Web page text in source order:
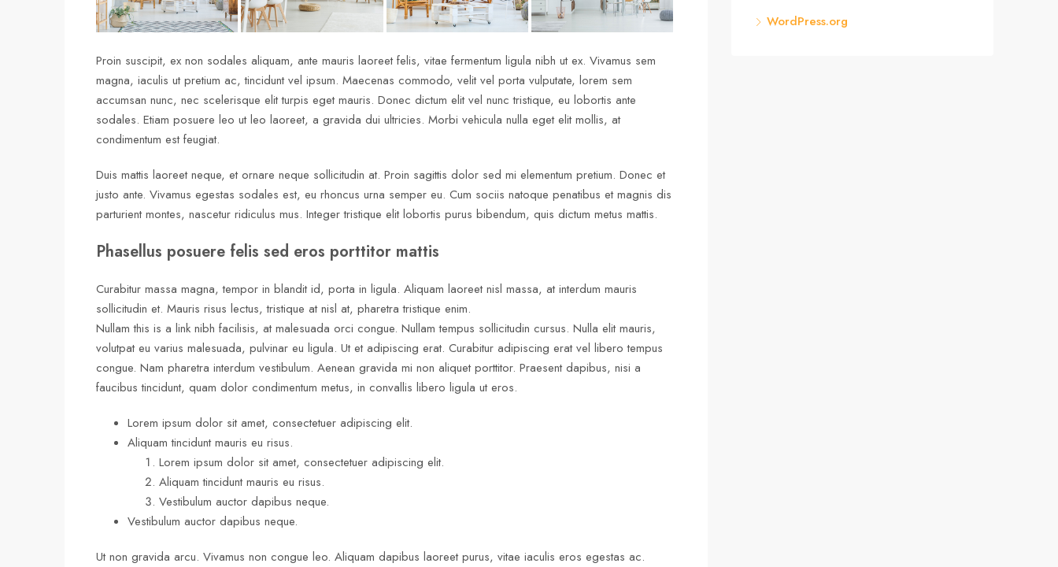
Proin suscipit, ex non sodales aliquam, ante mauris laoreet felis, vitae fermentum ligula nibh ut ex. Vivamus sem
magna, iaculis ut pretium ac, tincidunt vel ipsum. Maecenas commodo, velit vel porta vulputate, lorem sem
accumsan nunc, nec scelerisque elit turpis eget mauris. Donec dictum elit vel nunc tristique, eu lobortis ante
sodales. Etiam posuere leo ut leo laoreet, a gravida dui ultricies. Morbi vehicula nulla eget elit mollis, at
condimentum est feugiat.
Duis mattis laoreet neque, et ornare neque sollicitudin at. Proin sagittis dolor sed mi elementum pretium. Donec et
justo ante. Vivamus egestas sodales est, eu rhoncus urna semper eu. Cum sociis natoque penatibus et magnis dis
parturient montes, nascetur ridiculus mus. Integer tristique elit lobortis purus bibendum, quis dictum metus mattis.
Phasellus posuere felis sed eros porttitor mattis
Curabitur massa magna, tempor in blandit id, porta in ligula. Aliquam laoreet nisl massa, at interdum mauris
sollicitudin et. Mauris risus lectus, tristique at nisl at, pharetra tristique enim.
Nullam this is a link nibh facilisis, at malesuada orci congue. Nullam tempus sollicitudin cursus. Nulla elit mauris,
volutpat eu varius malesuada, pulvinar eu ligula. Ut et adipiscing erat. Curabitur adipiscing erat vel libero tempus
congue. Nam pharetra interdum vestibulum. Aenean gravida mi non aliquet porttitor. Praesent dapibus, nisi a
faucibus tincidunt, quam dolor condimentum metus, in convallis libero ligula ut eros.
Lorem ipsum dolor sit amet, consectetuer adipiscing elit.
Aliquam tincidunt mauris eu risus.
Lorem ipsum dolor sit amet, consectetuer adipiscing elit.
Aliquam tincidunt mauris eu risus.
Vestibulum auctor dapibus neque.
Vestibulum auctor dapibus neque.
Ut non gravida arcu. Vivamus non congue leo. Aliquam dapibus laoreet purus, vitae iaculis eros egestas ac.
WordPress.org